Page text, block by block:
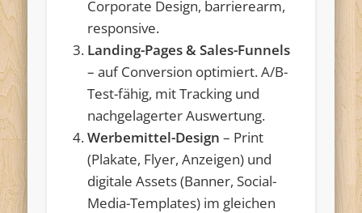
Corporate Design, barrierearm,
responsive.
Landing-Pages & Sales-Funnels
– auf Conversion optimiert. A/B-
Test-fähig, mit Tracking und
nachgelagerter Auswertung.
Werbemittel-Design – Print
(Plakate, Flyer, Anzeigen) und
digitale Assets (Banner, Social-
Media-Templates) im gleichen